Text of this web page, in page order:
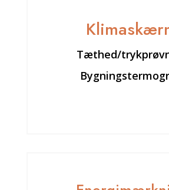
Tæthed/